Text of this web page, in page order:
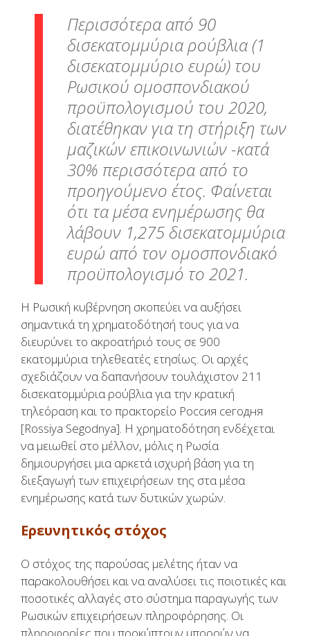
Περισσότερα από 90
δισεκατομμύρια ρούβλια (1
δισεκατομμύριο ευρώ) του
Ρωσικού ομοσπονδιακού
προϋπολογισμού του 2020,
διατέθηκαν για τη στήριξη των
μαζικών επικοινωνιών -κατά
30% περισσότερα από το
προηγούμενο έτος. Φαίνεται
ότι τα μέσα ενημέρωσης θα
λάβουν 1,275 δισεκατομμύρια
ευρώ από τον ομοσπονδιακό
προϋπολογισμό το 2021.
Η Ρωσική κυβέρνηση σκοπεύει να αυξήσει
σημαντικά τη χρηματοδότησή τους για να
διευρύνει το ακροατήριό τους σε 900
εκατομμύρια τηλεθεατές ετησίως. Οι αρχές
σχεδιάζουν να δαπανήσουν τουλάχιστον 211
δισεκατομμύρια ρούβλια για την κρατική
τηλεόραση και το πρακτορείο Россия сегодня
[Rossiya Segodnya]. Η χρηματοδότηση ενδέχεται
να μειωθεί στο μέλλον, μόλις η Ρωσία
δημιουργήσει μια αρκετά ισχυρή βάση για τη
διεξαγωγή των επιχειρήσεων της στα μέσα
ενημέρωσης κατά των δυτικών χωρών.
Ερευνητικός στόχος
Ο στόχος της παρούσας μελέτης ήταν να
παρακολουθήσει και να αναλύσει τις ποιοτικές και
ποσοτικές αλλαγές στο σύστημα παραγωγής των
Ρωσικών επιχειρήσεων πληροφόρησης. Οι
πληροφορίες που προκύπτουν μπορούν να